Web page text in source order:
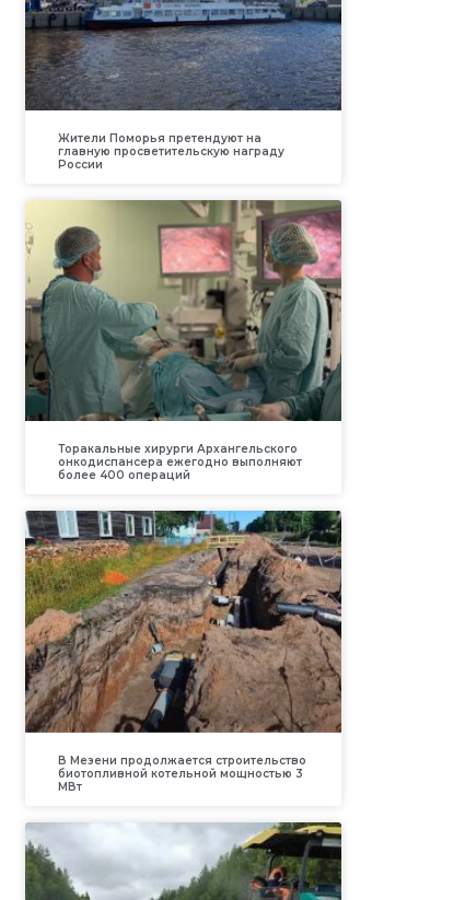
Жители Поморья претендуют на
главную просветительскую награду
России
Торакальные хирурги Архангельского
онкодиспансера ежегодно выполняют
более 400 операций
В Мезени продолжается строительство
биотопливной котельной мощностью 3
МВт